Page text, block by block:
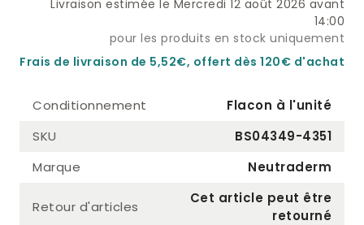
Livraison estimée le Mercredi 12 août 2026 avant
14:00
pour les produits en stock uniquement
Frais de livraison de 5,52€, offert dès 120€ d'achat
Conditionnement
Flacon à l'unité
SKU
BS04349-4351
Marque
Neutraderm
Retour d'articles
Cet article peut être
retourné